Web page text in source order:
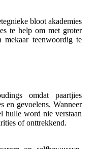
bloot akademies
te help om met groter
mekaar teenwoordig te
omdat paartjies
en gevoelens. Wanneer
hulle word nie verstaan
of onttrekkend.